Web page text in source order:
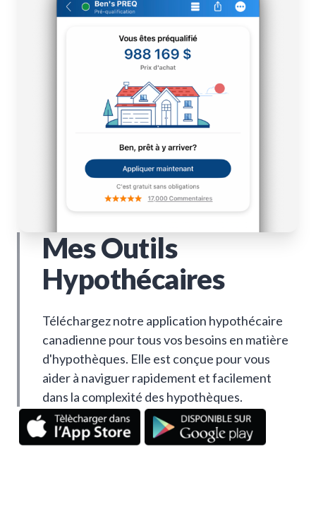
Mes Outils
Hypothécaires
Téléchargez notre application hypothécaire
canadienne pour tous vos besoins en matière
d'hypothèques. Elle est conçue pour vous
aider à naviguer rapidement et facilement
dans la complexité des hypothèques.